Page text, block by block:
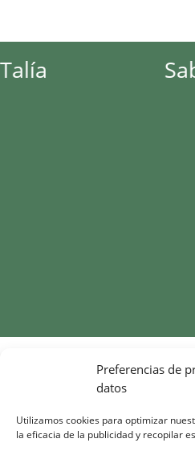
Preferencias de
datos
Utilizamos cookies para optimizar
la eficacia de la publicidad y recopilar
Sabrina